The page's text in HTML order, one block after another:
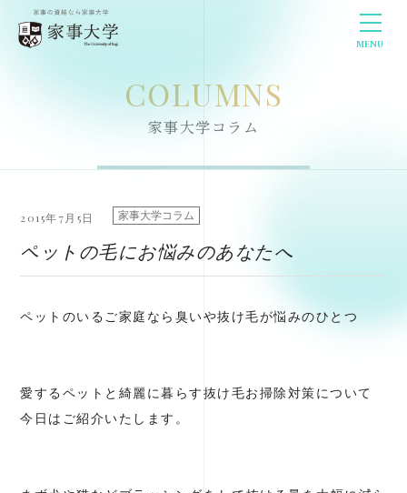
MENU
COLUMNS
家事大学コラム
2015年7月5日 家事大学コラム
ペットの毛にお悩みのあなたへ
ペットのいるご家庭なら臭いや抜け毛が悩みのひとつ
愛するペットと綺麗に暮らす抜け毛お掃除対策について
今日はご紹介いたします。